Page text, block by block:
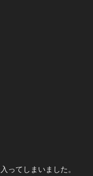
ってしまいました。